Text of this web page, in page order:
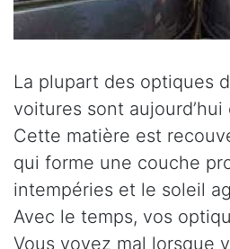
La plupart des optiques
voitures sont
Cette matière est
qui forme une couche
intempéries et le soleil
Avec le temps, vos
Vous voyez mal lorsque